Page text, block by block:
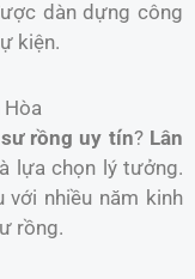
dàn dựng công
kiện.
Hòa
rồng uy tín? Lân
lựa chọn lý tưởng.
với nhiều năm kinh
rồng.